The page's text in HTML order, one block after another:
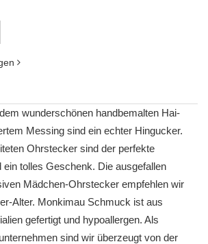
wunderschönen handbemalten Hai-
Messing sind ein echter Hingucker.
Ohrstecker sind der perfekte
tolles Geschenk. Die ausgefallen
Mädchen-Ohrstecker empfehlen wir
Alter. Monkimau Schmuck ist aus
gefertigt und hypoallergen. Als
sind wir überzeugt von der